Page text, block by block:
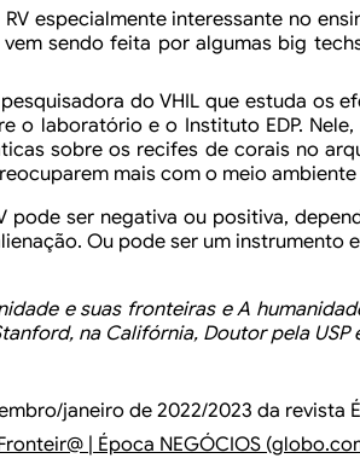
especialmente interessante no
sendo feita por algumas big
do VHIL que estuda os
o laboratório e o Instituto EDP.
sobreos recifes de corais no
mais com o meio
pode sernegativa ou positiva,
Ou pode ser um instrumento
esuas fronteiras e A
na Califórnia, Doutor pela
janeiro de 2022/2023 da revista
| Época NEGÓCIOS